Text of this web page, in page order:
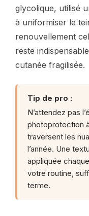
glycolique, utilisé
à uniformiser le
renouvellement
reste
cutanée fragilisée.
Tip de pro :
N’attendez pas
photoprotection
traversent les
l’année. Une
appliquée
votre routine,
terme.